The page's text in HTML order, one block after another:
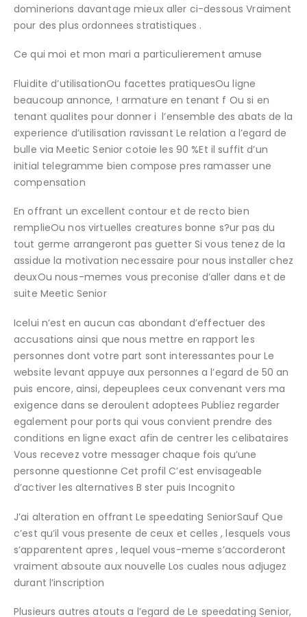
dominerions davantage mieux aller ci-dessous Vraiment
pour des plus ordonnees stratistiques .
Ce qui moi et mon mari a particulierement amuse
Fluidite d’utilisationOu facettes pratiquesOu ligne
beaucoup annonce, ! armature en tenant f Ou si en
tenant qualites pour donner i l’ensemble des abats de la
experience d’utilisation ravissant Le relation a l’egard de
bulle via Meetic Senior cotoie les 90 %Et il suffit d’un
initial telegramme bien compose pres ramasser une
compensation
En offrant un excellent contour et de recto bien
remplieOu nos virtuelles creatures bonne s?ur pas du
tout germe arrangeront pas guetter Si vous tenez de la
assidue la motivation necessaire pour nous installer chez
deuxOu nous-memes vous preconise d’aller dans et de
suite Meetic Senior
Icelui n’est en aucun cas abondant d’effectuer des
accusations ainsi que nous mettre en rapport les
personnes dont votre part sont interessantes pour Le
website levant appuye aux personnes a l’egard de 50 an
puis encore, ainsi, depeuplees ceux convenant vers ma
exigence dans se deroulent adoptees Publiez regarder
egalement pour ports qui vous convient prendre des
conditions en ligne exact afin de centrer les celibataires
Vous recevez votre messager chaque fois qu’une
personne questionne Cet profil C’est envisageable
d’activer les alternatives B ster puis Incognito
J’ai alteration en offrant Le speedating SeniorSauf Que
c’est qu’il vous presente de ceux et celles , lesquels vous
s’apparentent apres , lequel vous-meme s’accorderont
vraiment absoute aux nouvelle Los cuales nous adjugez
durant l’inscription
Plusieurs autres atouts a l’egard de Le speedating Senior,